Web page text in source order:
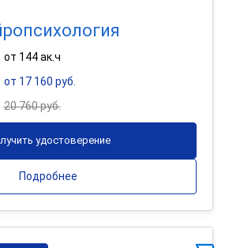
от 144 ак.ч
от 17 160 руб.
20 760 руб.
удостоверение
Подробнее